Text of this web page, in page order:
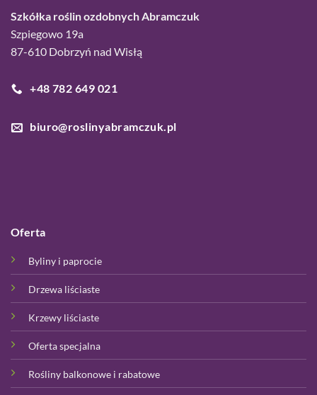
Szkółka roślin ozdobnych Abramczuk
Szpiegowo 19a
87-610 Dobrzyń nad Wisłą
+48 782 649 021
biuro@roslinyabramczuk.pl
Oferta
Byliny i paprocie
Drzewa liściaste
Krzewy liściaste
Oferta specjalna
Rośliny balkonowe i rabatowe